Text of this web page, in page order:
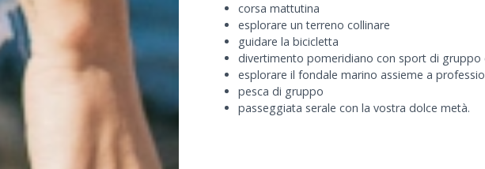
corsa mattutina
esplorare un terreno collinare
guidare la bicicletta
divertimento pomeridiano con sport di gruppo
esplorare il fondale marino assieme a
pesca di gruppo
passeggiata serale con la vostra dolce metà.